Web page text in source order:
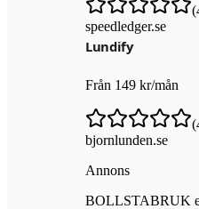
(
speedledger.se
Från 149 kr/mån
(
bjornlunden.se
Annons
BOLLSTABRUK